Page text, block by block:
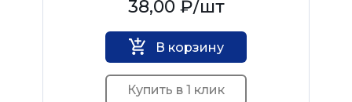
38,00 ₽/шт
В корзину
Купить в 1 клик